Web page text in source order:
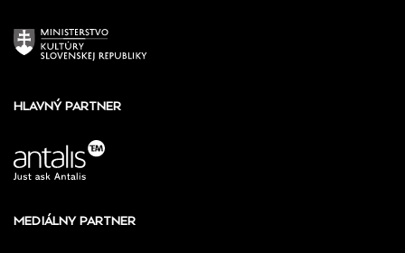
HLAVNÝ PARTNER
MEDIÁLNY PARTNER